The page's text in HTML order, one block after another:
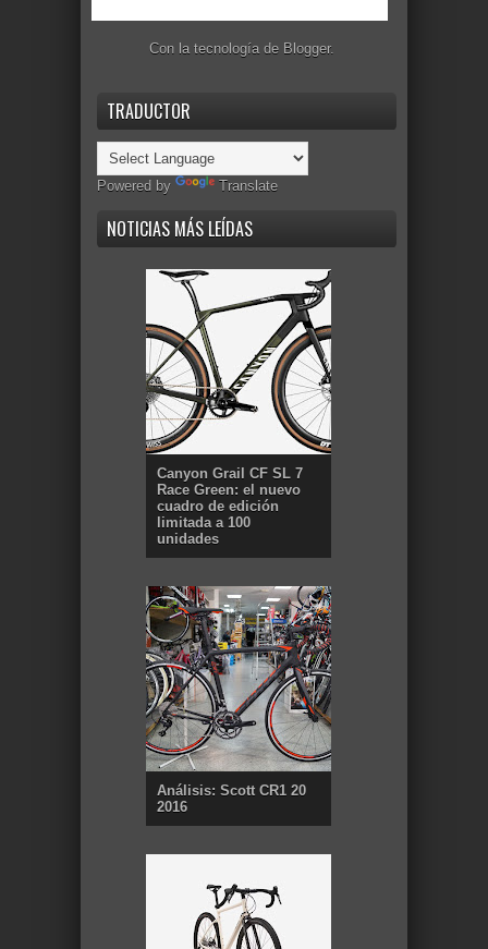
Con la tecnología de Blogger.
TRADUCTOR
Powered by Translate
NOTICIAS MÁS LEÍDAS
Canyon Grail CF SL 7
Race Green: el nuevo
cuadro de edición
limitada a 100
unidades
Análisis: Scott CR1 20
2016